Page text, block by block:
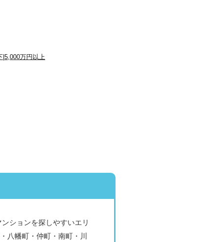
5,000万円以上
ションを探しやすいエリ
八幡町・仲町・南町・川